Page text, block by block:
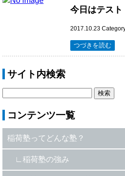
今日はテスト
2017.10.23
つづきを読む
サイト内検索
コンテンツ一覧
稲荷塾ってどんな塾？
稲荷塾の強み